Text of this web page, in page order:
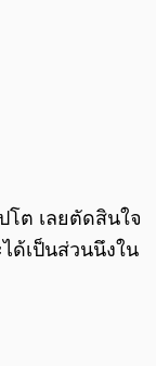
ต เลยตัดสินใจ
ด้เป็นส่วนนึงใน